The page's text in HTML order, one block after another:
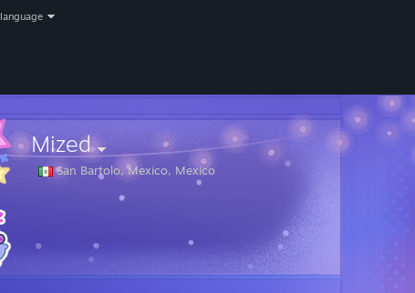
language
Mized
San Bartolo, Mexico, Mexico